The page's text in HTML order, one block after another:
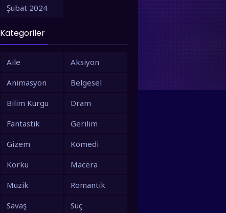
1993
1991
Şubat 2024
Kategoriler
Aile
Aksiyon
Animasyon
Belgesel
Bilim Kurgu
Dram
Fantastik
Gerilim
Gizem
Komedi
Korku
Macera
Müzik
Romantik
Savaş
Suç